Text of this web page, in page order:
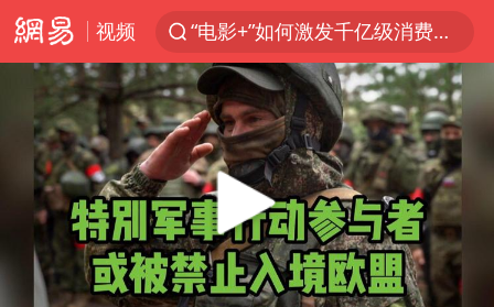
视频
“电影+”如何激发千亿级消费新活力？
沙特土耳其巴基斯坦签署共同防务协议
台风白海豚已进入24小时警戒线
全球首个长时储能一体化产业园量产
U17国足点球大战淘汰河床晋级决赛
四川宜宾市高县4.9级地震致1人死亡
上海：台风白海豚或将带来龙卷风